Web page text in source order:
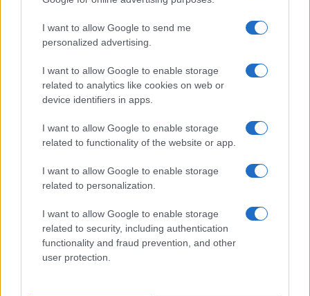
I want to allow Google to send me
personalized advertising.
I want to allow Google to enable storage
related to analytics like cookies on web or
device identifiers in apps.
I want to allow Google to enable storage
related to functionality of the website or app.
I want to allow Google to enable storage
related to personalization.
I want to allow Google to enable storage
related to security, including authentication
functionality and fraud prevention, and other
user protection.
sei punti sotto il centrodestra. Per impensierire
Meloni, Elly dovrebbe mettere insieme tutte le
opposizioni daRenziaCalenda, fino ad arrivare a
Bonelli. Una impresa più da fantapolitica che da
lettura della realtà.
25
SEDUTE SATIRICHE
Vignetta del 07/08/2026